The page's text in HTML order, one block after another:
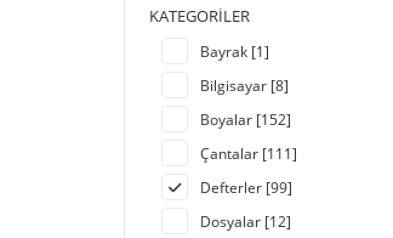
KATEGORILER
Bayrak [1]
Bilgisayar [8]
Boyalar [152]
Çantalar [111]
Defterler [99]
Dosyalar [12]